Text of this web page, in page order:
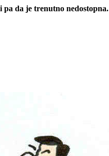
pa da je trenutno nedostopna.